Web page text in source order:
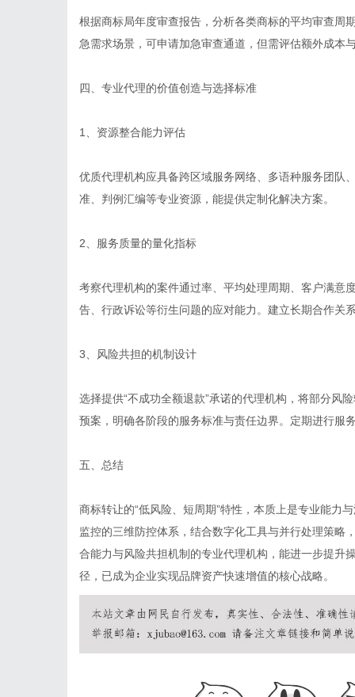
根据商标局年度审查报告，分析各类商标的平均审查周
急需求场景，可申请加急审查通道，但需评估额外成本
四、专业代理的价值创造与选择标准
1、资源整合能力评估
优质代理机构应具备跨区域服务网络、多语种服务团队
准、判例汇编等专业资源，能提供定制化解决方案。
2、服务质量的量化指标
考察代理机构的案件通过率、平均处理周期、客户满意
告、行政诉讼等衍生问题的应对能力。建立长期合作关
3、风险共担的机制设计
选择提供“不成功全额退款”承诺的代理机构，将部分风
预案，明确各阶段的服务标准与责任边界。定期进行服
五、总结
商标转让的“低风险、短周期”特性，本质上是专业能力
监控的三维防控体系，结合数字化工具与并行处理策略
合能力与风险共担机制的专业代理机构，能进一步提升
径，已成为企业实现品牌资产快速增值的核心战略。